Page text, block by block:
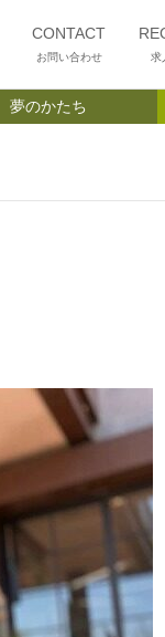
CONTACT
お問い合わせ 求
夢のかたち